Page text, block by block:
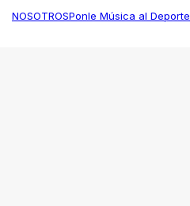
NOSOTROSPonle Música al Deporte